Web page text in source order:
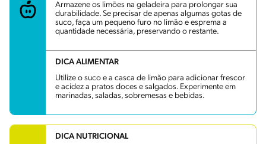
Armazene os limões na geladeira para prolongar sua
durabilidade. Se precisar de apenas algumas gotas de
suco, faça um pequeno furo no limão e esprema a
quantidade necessária, preservando o restante.
DICA ALIMENTAR
Utilize o suco e a casca de limão para adicionar frescor
e acidez a pratos doces e salgados. Experimente em
marinadas, saladas, sobremesas e bebidas.
DICA NUTRICIONAL